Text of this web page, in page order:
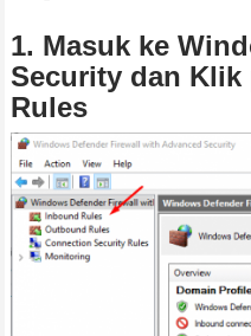
1. Masuk ke
Security dan Klik
Rules